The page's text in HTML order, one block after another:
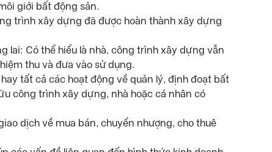
giới bất động sản.
trình xây dựng đã được hoàn thành xây dựng
lai: Có thể hiểu là nhà, công trình xây dựng vẫn
thu và đưa vào sử dụng.
tất cả các hoạt động về quản lý, định đoạt bất
công trình xây dựng, nhà hoặc cá nhân có
dịch về mua bán, chuyển nhượng, cho thuê